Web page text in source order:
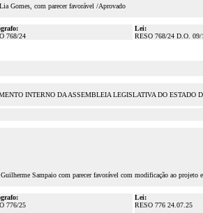
Gomes, com parecer favorável /Aprovado
768/24
Lei:
RESO 768/24 D.O. 09/
INTERNO DA ASSEMBLEIA LEGISLATIVA DO
Sampaio com parecer favorável com modificação ao projeto e
776/25
Lei:
RESO 776 24.07.25